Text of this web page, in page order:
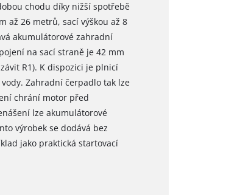
chodu díky nižší spotřebě
až 26 metrů, sací výškou až 8
akumulátorové zahradní
na sací straně je 42 mm
R1). K dispozici je plnicí
Zahradní čerpadlo tak lze
chrání motor před
lze akumulátorové
výrobek se dodává bez
jako praktická startovací